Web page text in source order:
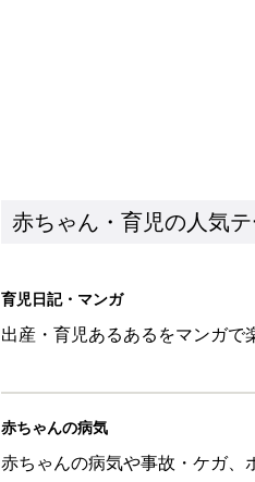
赤ちゃん・育児の人気
育児日記・マンガ
出産・育児あるあるをマンガで
赤ちゃんの病気
赤ちゃんの病気や事故・ケガ、